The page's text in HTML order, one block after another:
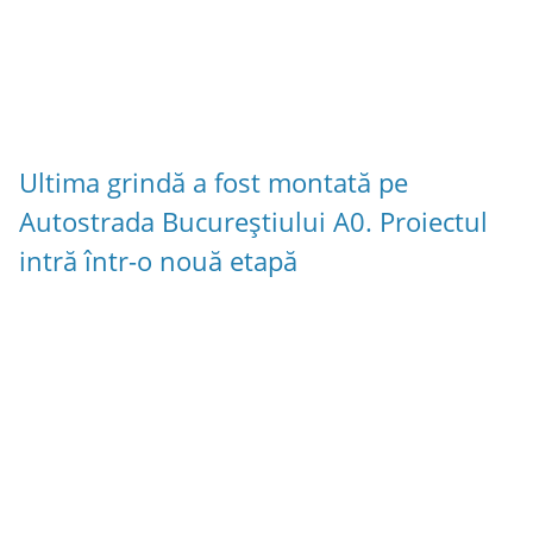
Ultima grindă a fost montată pe
Autostrada Bucureștiului A0. Proiectul
intră într-o nouă etapă